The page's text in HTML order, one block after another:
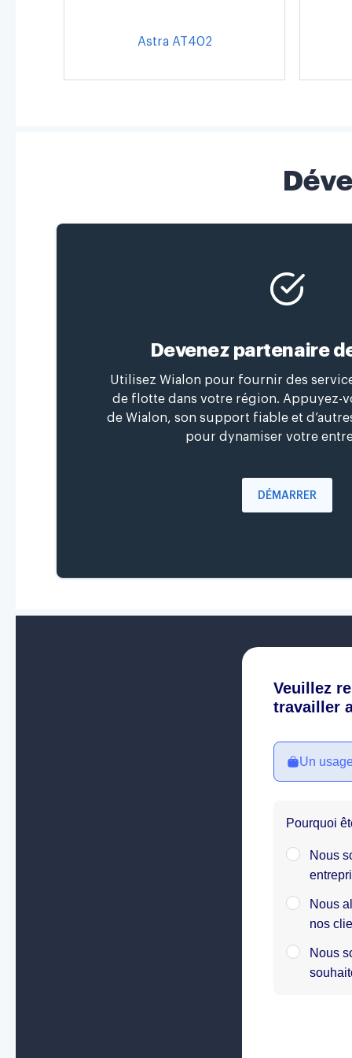
Astra AT402
Devenez partenaire
Utilisez Wialon pour fournir des
de flotte dans votre région. Appuyez-
de Wialon, son support fiable et
pour dynamiser votre
DÉMARRER